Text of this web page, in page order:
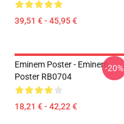
39,51 € - 45,95 €
Eminem Poster - Eminem
Poster RB0704
18,21 € - 42,22 €
-20%